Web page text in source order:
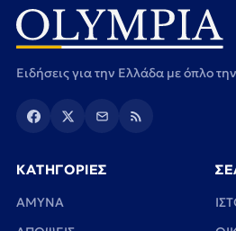
Ειδήσεις για την Ελλάδα με όπλο
ΚΑΤΗΓΟΡΙΕΣ
ΑΜΥΝΑ